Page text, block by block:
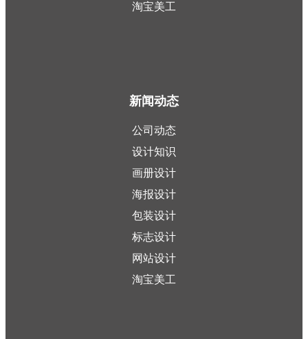
淘宝美工
新闻动态
公司动态
设计知识
画册设计
海报设计
包装设计
标志设计
网站设计
淘宝美工